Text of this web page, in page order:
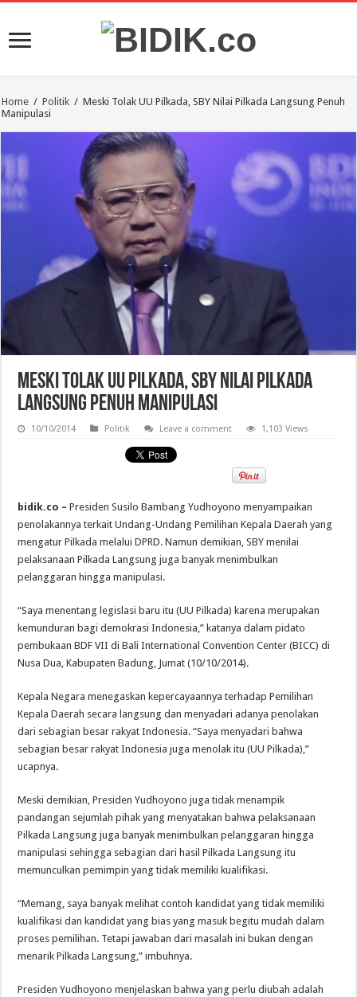
Home / Politik / Meski Tolak UU Pilkada, SBY Nilai Pilkada Langsung Penuh
Manipulasi
Meski Tolak UU Pilkada, SBY Nilai Pilkada
Langsung Penuh Manipulasi
10/10/2014 Politik Leave a comment 1,103 Views
bidik.co – Presiden Susilo Bambang Yudhoyono menyampaikan
penolakannya terkait Undang-Undang Pemilihan Kepala Daerah yang
mengatur Pilkada melalui DPRD. Namun demikian, SBY menilai
pelaksanaan Pilkada Langsung juga banyak menimbulkan
pelanggaran hingga manipulasi.
“Saya menentang legislasi baru itu (UU Pilkada) karena merupakan
kemunduran bagi demokrasi Indonesia,” katanya dalam pidato
pembukaan BDF VII di Bali International Convention Center (BICC) di
Nusa Dua, Kabupaten Badung, Jumat (10/10/2014).
Kepala Negara menegaskan kepercayaannya terhadap Pemilihan
Kepala Daerah secara langsung dan menyadari adanya penolakan
dari sebagian besar rakyat Indonesia. “Saya menyadari bahwa
sebagian besar rakyat Indonesia juga menolak itu (UU Pilkada),”
ucapnya.
Meski demikian, Presiden Yudhoyono juga tidak menampik
pandangan sejumlah pihak yang menyatakan bahwa pelaksanaan
Pilkada Langsung juga banyak menimbulkan pelanggaran hingga
manipulasi sehingga sebagian dari hasil Pilkada Langsung itu
memunculkan pemimpin yang tidak memiliki kualifikasi.
“Memang, saya banyak melihat contoh kandidat yang tidak memiliki
kualifikasi dan kandidat yang bias yang masuk begitu mudah dalam
proses pemilihan. Tetapi jawaban dari masalah ini bukan dengan
menarik Pilkada Langsung,” imbuhnya.
Presiden Yudhoyono menjelaskan bahwa yang perlu diubah adalah